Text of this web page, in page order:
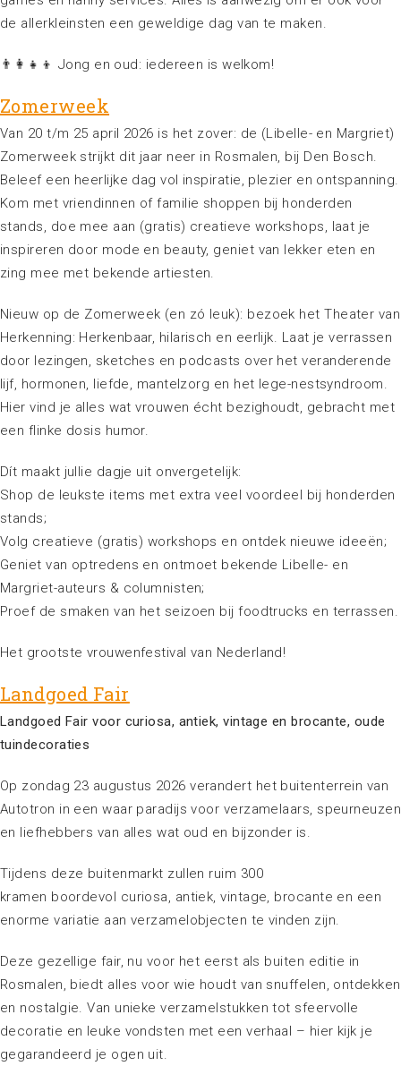
de allerkleinsten een geweldige dag van te maken.
👨‍👩‍👧‍👦 Jong en oud: iedereen is welkom!
Zomerweek
Van 20 t/m 25 april 2026 is het zover: de (Libelle- en Margriet)
Zomerweek strijkt dit jaar neer in Rosmalen, bij Den Bosch.
Beleef een heerlijke dag vol inspiratie, plezier en ontspanning.
Kom met vriendinnen of familie shoppen bij honderden
stands, doe mee aan (gratis) creatieve workshops, laat je
inspireren door mode en beauty, geniet van lekker eten en
zing mee met bekende artiesten.
Nieuw op de Zomerweek (en zó leuk): bezoek het Theater van
Herkenning: Herkenbaar, hilarisch en eerlijk. Laat je verrassen
door lezingen, sketches en podcasts over het veranderende
lijf, hormonen, liefde, mantelzorg en het lege-nestsyndroom.
Hier vind je alles wat vrouwen écht bezighoudt, gebracht met
een flinke dosis humor.
Dít maakt jullie dagje uit onvergetelijk:
Shop de leukste items met extra veel voordeel bij honderden
stands;
Volg creatieve (gratis) workshops en ontdek nieuwe ideeën;
Geniet van optredens en ontmoet bekende Libelle- en
Margriet-auteurs & columnisten;
Proef de smaken van het seizoen bij foodtrucks en terrassen.
Het grootste vrouwenfestival van Nederland!
Landgoed Fair
Landgoed Fair voor curiosa, antiek, vintage en brocante, oude
tuindecoraties
Op zondag 23 augustus 2026 verandert het buitenterrein van
Autotron in een waar paradijs voor verzamelaars, speurneuzen
en liefhebbers van alles wat oud en bijzonder is.
Tijdens deze buitenmarkt zullen ruim 300
kramen boordevol curiosa, antiek, vintage, brocante en een
enorme variatie aan verzamelobjecten te vinden zijn.
Deze gezellige fair, nu voor het eerst als buiten editie in
Rosmalen, biedt alles voor wie houdt van snuffelen, ontdekken
en nostalgie. Van unieke verzamelstukken tot sfeervolle
decoratie en leuke vondsten met een verhaal – hier kijk je
gegarandeerd je ogen uit.